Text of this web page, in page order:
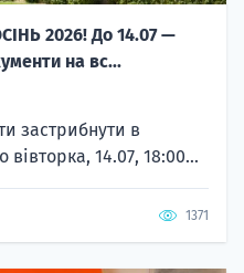
2026! До 14.07 —
на вс...
застрибнути в
вівторка, 14.07, 18:00...
1371